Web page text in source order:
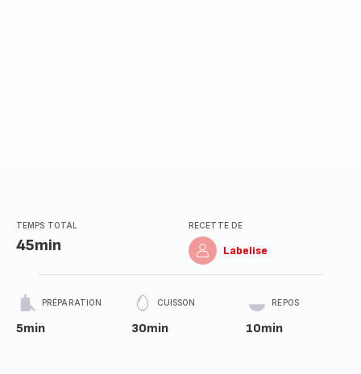
TEMPS TOTAL
45min
RECETTE DE
Labelise
PRÉPARATION
5min
CUISSON
30min
REPOS
10min